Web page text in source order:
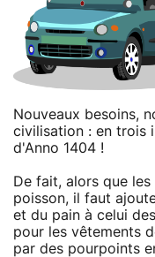
Nouveaux besoins,
civilisation : en trois
d'Anno 1404 !
De fait, alors que
poisson, il faut
et du pain à celui
pour les vêtements
par des pourpoints